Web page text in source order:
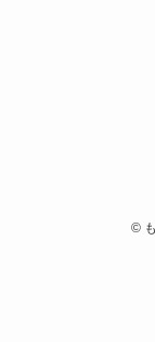
©